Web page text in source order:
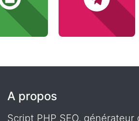
A propos
Script PHP SEO, générateur d'icônes, idéal